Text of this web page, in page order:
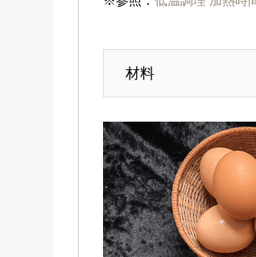
材料